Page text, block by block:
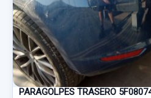
PARAGOLPES TRASERO